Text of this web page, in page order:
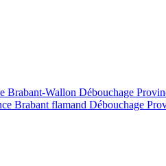
Brabant-Wallon Débouchage
Brabant flamand Débouchage